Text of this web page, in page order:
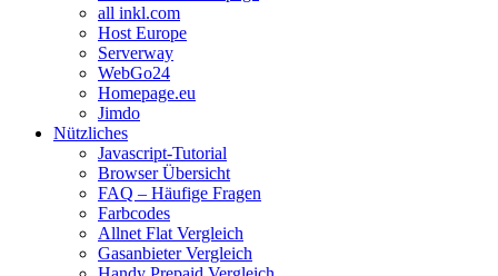
all inkl.com
Host Europe
Serverway
WebGo24
Homepage.eu
Jimdo
Nützliches
Javascript-Tutorial
Browser Übersicht
FAQ – Häufige Fragen
Farbcodes
Allnet Flat Vergleich
Gasanbieter Vergleich